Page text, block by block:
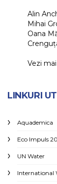
Alin
Mihai
Oana
Vezi
LINKURI
Aquademica
Eco Impuls
UN Water
International